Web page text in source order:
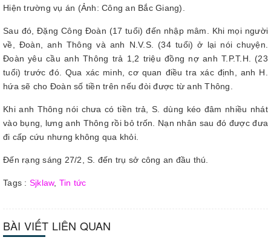
Hiện trường vụ án (Ảnh: Công an Bắc Giang).
Sau đó, Đặng Công Đoàn (17 tuổi) đến nhập mâm. Khi mọi người
về, Đoàn, anh Thông và anh N.V.S. (34 tuổi) ở lại nói chuyện.
Đoàn yêu cầu anh Thông trả 1,2 triệu đồng nợ anh T.P.T.H. (23
tuổi) trước đó. Qua xác minh, cơ quan điều tra xác định, anh H.
hứa sẽ cho Đoàn số tiền trên nếu đòi được từ anh Thông.
Khi anh Thông nói chưa có tiền trả, S. dùng kéo đâm nhiều nhát
vào bụng, lưng anh Thông rồi bỏ trốn. Nạn nhân sau đó được đưa
đi cấp cứu nhưng không qua khỏi.
Đến rạng sáng 27/2, S. đến trụ sở công an đầu thú.
Tags : Sjklaw, Tin tức
BÀI VIẾT LIÊN QUAN